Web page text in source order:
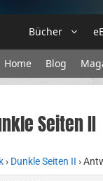
Bücher
Home Blog
Seiten II
› Dunkle Seiten II ›